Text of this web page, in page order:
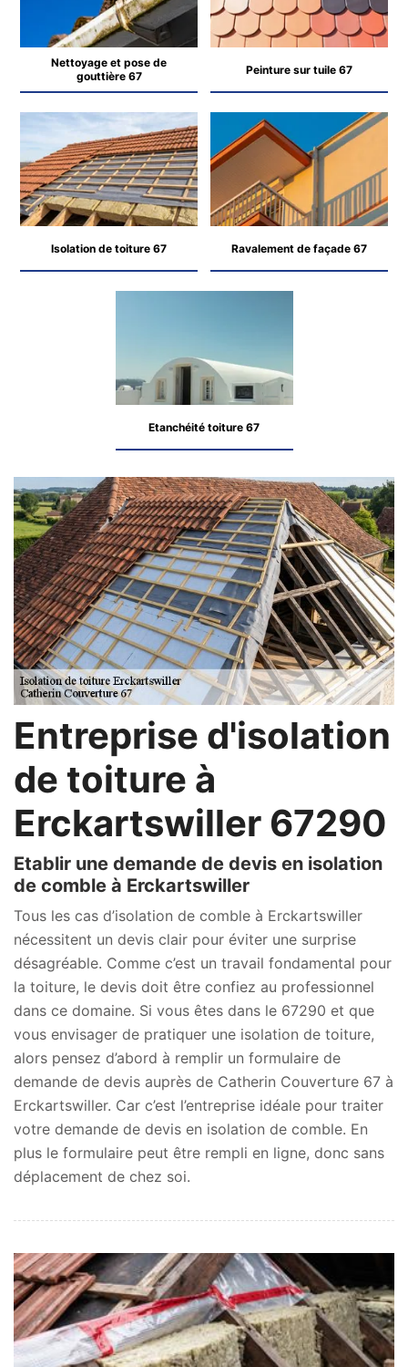
Nettoyage et pose de
gouttière 67
Peinture sur tuile 67
Isolation de toiture 67 Ravalement de façade 67
Etanchéité toiture 67
Entreprise d'isolation
de toiture à
Erckartswiller 67290
Etablir une demande de devis en isolation
de comble à Erckartswiller
Tous les cas d’isolation de comble à Erckartswiller
nécessitent un devis clair pour éviter une surprise
désagréable. Comme c’est un travail fondamental pour
la toiture, le devis doit être confiez au professionnel
dans ce domaine. Si vous êtes dans le 67290 et que
vous envisager de pratiquer une isolation de toiture,
alors pensez d’abord à remplir un formulaire de
demande de devis auprès de Catherin Couverture 67 à
Erckartswiller. Car c’est l’entreprise idéale pour traiter
votre demande de devis en isolation de comble. En
plus le formulaire peut être rempli en ligne, donc sans
déplacement de chez soi.